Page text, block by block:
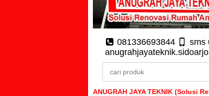
081336693844 sms
ANUGRAH JAYA TEKNIK (Solusi